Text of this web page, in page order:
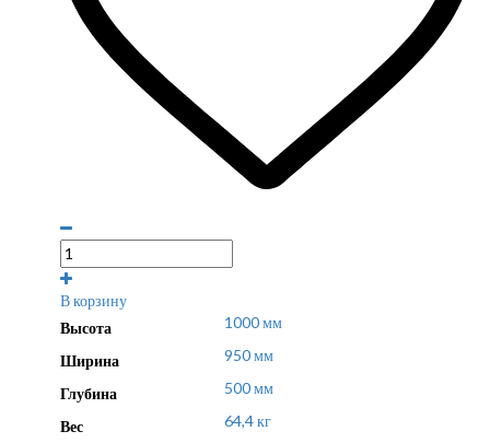
В корзину
Высота
1000 мм
Ширина 950 мм
Глубина 500 мм
Вес
64,4 кг